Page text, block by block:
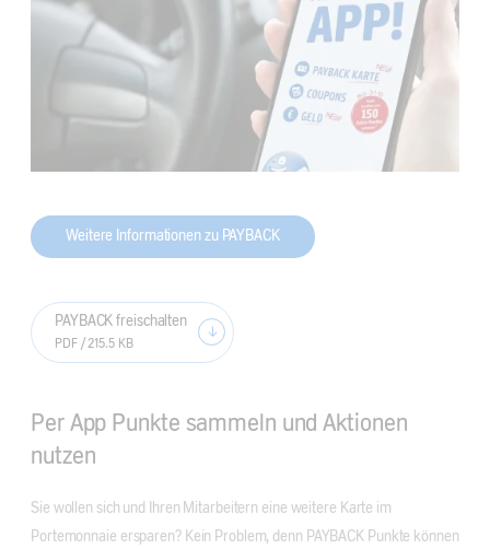
Weitere Informationen zu PAYBACK
PAYBACK freischalten
PDF / 215.5 KB
Per App Punkte sammeln und Aktionen
nutzen
Sie wollen sich und Ihren Mitarbeitern eine weitere Karte im
Portemonnaie ersparen? Kein Problem, denn PAYBACK Punkte können